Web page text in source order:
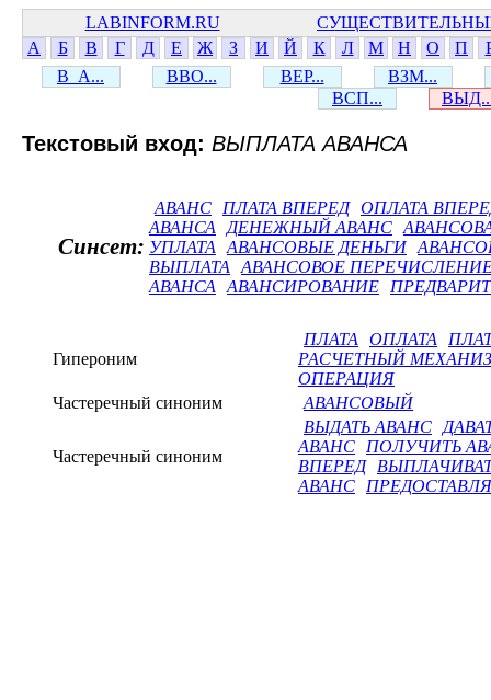
LABINFORM.RU
А
Б В Г Д Е Ж З И Й К Л М Н О П
В_А...
ВВО... ВЕР...
ВЗМ...
ВСП...
Текстовый вход: ВЫПЛАТА АВАНСА
Синсет:
АВАНС ПЛАТА ВПЕРЕД ОПЛАТА
АВАНСА
ДЕНЕЖНЫЙ АВАНС
УПЛАТА
АВАНСОВЫЕ ДЕНЬГИ
ВЫПЛАТА
АВАНСОВОЕ
АВАНСА
АВАНСИРОВАНИЕ
Гипероним
ПЛАТА ОПЛАТА
РАСЧЕТНЫЙ
ОПЕРАЦИЯ
Частеречный синоним
АВАНСОВЫЙ
Частеречный синоним
ВЫДАТЬ АВАНС
АВАНС
ПОЛУЧИТЬ
ВПЕРЕД
АВАНС